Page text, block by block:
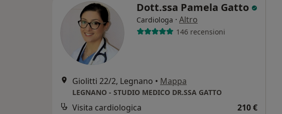
Dott.ssa Pamela Gatto
Cardiologa · Altro
146 recensioni
Giolitti 22/2, Legnano • Mappa
LEGNANO - STUDIO MEDICO DR.SSA GATTO
Visita cardiologica 210 €